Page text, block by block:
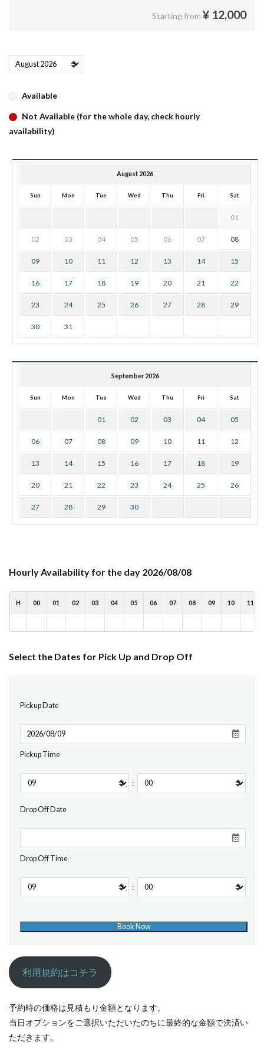
Starting from ¥ 12,000
Available
Not Available (for the whole day, check hourly
availability)
August 2026
Sun Mon Tue Wed Thu Fri Sat
01
02 03 04 05 06 07 08
09 10 11 12 13 14 15
16 17 18 19 20 21 22
23 24 25 26 27 28 29
30 31
September 2026
Sun Mon Tue Wed Thu Fri Sat
01 02 03 04 05
06 07 08 09 10 11 12
13 14 15 16 17 18 19
20 21 22 23 24 25 26
27 28 29 30
Hourly Availability for the day 2026/08/08
H 00 01 02 03 04 05 06 07 08 09 10 11
Select the Dates for Pick Up and Drop Off
Pickup Date
Pickup Time
:
Drop Off Date
Drop Off Time
:
利用規約はコチラ
予約時の価格は見積もり金額となります。
当日オプションをご選択いただいたのちに最終的な金額で決済い
ただきます。